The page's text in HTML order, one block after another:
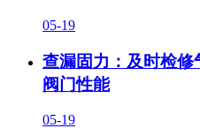
05-19
查漏固力：及时检
阀门性能
05-19